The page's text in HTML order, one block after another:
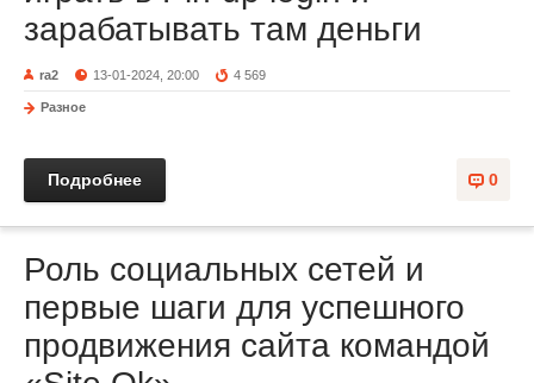
зарабатывать там деньги
ra2 13-01-2024, 20:00 4 569
Разное
0
Подробнее
Роль социальных сетей и
первые шаги для успешного
продвижения сайта командой